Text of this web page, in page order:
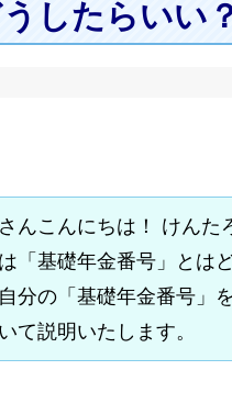
したらいい
んこんにちは！ けんた
「基礎年金番号」とは
分の「基礎年金番号」
て説明いたします。